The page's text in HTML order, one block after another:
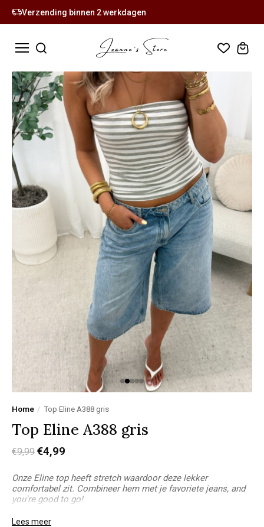
Verzending binnen 2 werkdagen
Home / Top Eline A388 gris
Top Eline A388 gris
€9,99 €4,99
Onze Eline top heeft stretch waardoor deze lekker
comfortabel zit. Combineer hem met je favoriete jeans, and
you're good to go!
Model Joanne:
Lees meer